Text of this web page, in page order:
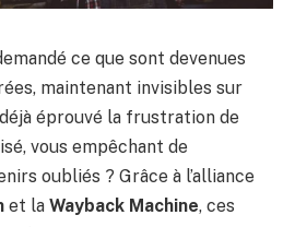
ce que sont devenues
maintenant invisibles sur
éprouvé la frustration de
vous empêchant de
oubliés ? Grâce à l’alliance
et la Wayback Machine, ces